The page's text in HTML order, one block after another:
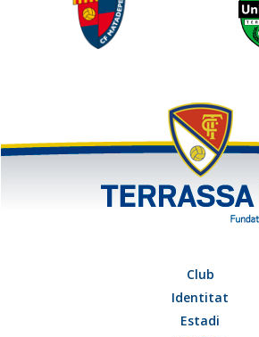
Club
Identitat
Estadi